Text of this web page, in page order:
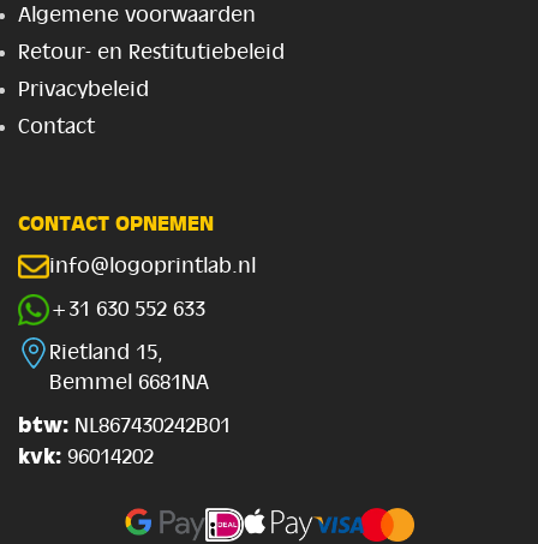
Algemene voorwaarden
Retour- en Restitutiebeleid
Privacybeleid
Contact
CONTACT OPNEMEN
info@logoprintlab.nl
+31 630 552 633
Rietland 15,
Bemmel 6681NA
btw: NL867430242B01
kvk: 96014202